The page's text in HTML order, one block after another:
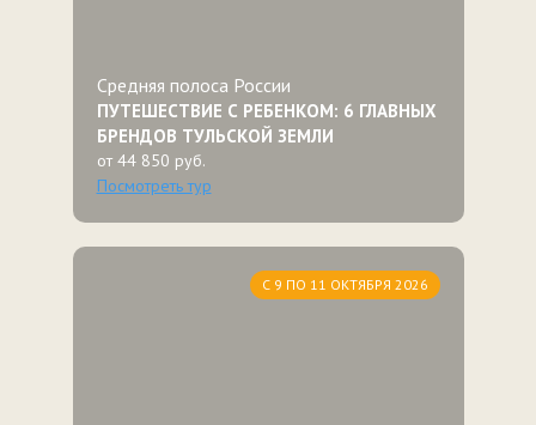
Средняя полоса России
ПУТЕШЕСТВИЕ С РЕБЕНКОМ: 6 ГЛАВНЫХ
БРЕНДОВ ТУЛЬСКОЙ ЗЕМЛИ
от 44 850 руб.
Посмотреть тур
С 9 ПО 11 ОКТЯБРЯ 2026